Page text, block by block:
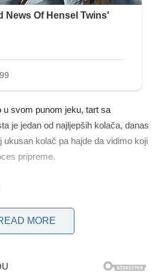
u svom punom jeku, tart sa
je jedan od najljepših kolača, danas
kolač pa hajde da vidimo koji
pripreme.
je potrebna mjerna posuda
mog poklopca je 27 cm.
300 grama brašna (što odgovara 2
MORE